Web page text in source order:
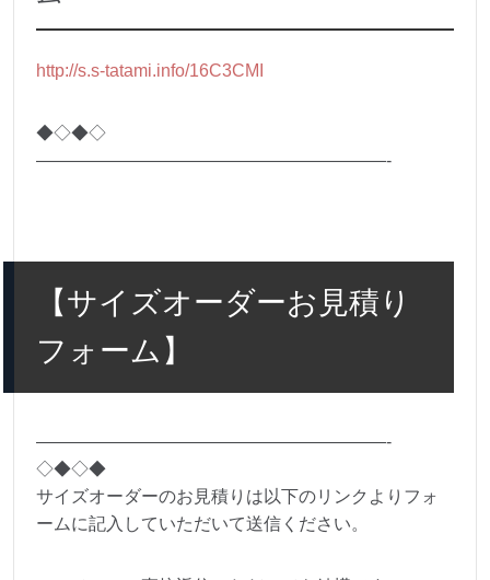
http://s.s-tatami.info/16C3CMI
◆◇◆◇
————————————————————-
【サイズオーダーお見積り
フォーム】
————————————————————-
◇◆◇◆
サイズオーダーのお見積りは以下のリンクよりフォ
ームに記入していただいて送信ください。